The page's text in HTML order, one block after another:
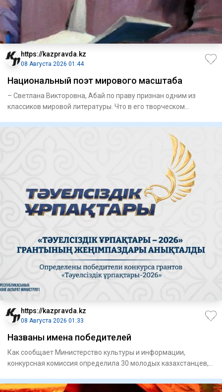
https://kazpravda.kz
08 Августа 2026 01:44
Национальный поэт мирового масштаба
– Светлана Викторовна, Абай по праву признан одним из
классиков мировой литературы. Что в его творческом
https://kazpravda.kz
08 Августа 2026 01:33
Названы имена победителей
Как сообщает Министерство культуры и информации,
конкурсная комиссия определила 30 молодых казахстанцев,